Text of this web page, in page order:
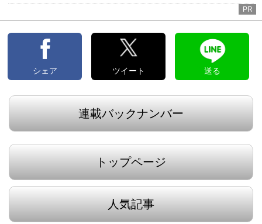
PR
シェア ツイート 送る
連載バックナンバー
トップページ
人気記事